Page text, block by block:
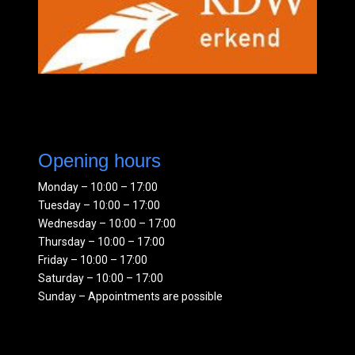
Opening hours
Monday – 10:00 – 17:00
Tuesday – 10:00 – 17:00
Wednesday – 10:00 – 17:00
Thursday – 10:00 – 17:00
Friday – 10:00 – 17:00
Saturday – 10:00 – 17:00
Sunday – Appointments are possible